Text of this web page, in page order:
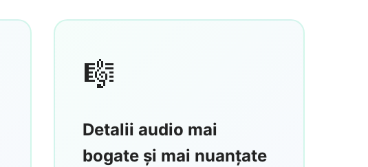
🎼
Detalii audio mai
bogate și mai nuanțate